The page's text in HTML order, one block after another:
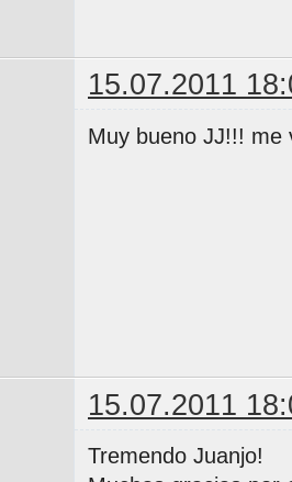
15.07.2011
Muy bueno JJ!!! me
15.07.2011
Tremendo Juanjo!